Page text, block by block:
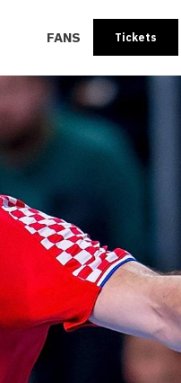
FANS Tickets